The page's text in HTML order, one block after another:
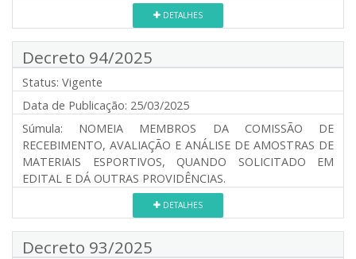
DETALHES
Decreto 94/2025
Status: Vigente
Data de Publicação: 25/03/2025
Súmula: NOMEIA MEMBROS DA COMISSÃO DE
RECEBIMENTO, AVALIAÇÃO E ANÁLISE DE AMOSTRAS DE
MATERIAIS ESPORTIVOS, QUANDO SOLICITADO EM
EDITAL E DÁ OUTRAS PROVIDÊNCIAS.
DETALHES
Decreto 93/2025